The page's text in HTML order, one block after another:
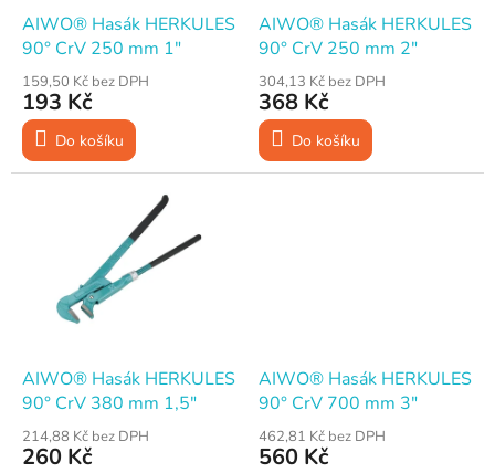
dAIWO® Hasák HERKULES
90° CrV 250 mm 1"
159,50 Kč bez DPH
193 Kč
Do košíku
AIWO® Hasák HERKULES
90° CrV 250 mm 2"
304,13 Kč bez DPH
368 Kč
Do košíku
AIWO® Hasák HERKULES
90° CrV 380 mm 1,5"
214,88 Kč bez DPH
260 Kč
AIWO® Hasák HERKULES
90° CrV 700 mm 3"
462,81 Kč bez DPH
560 Kč